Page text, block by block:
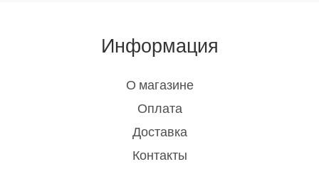
Информация
О магазине
Оплата
Доставка
Контакты